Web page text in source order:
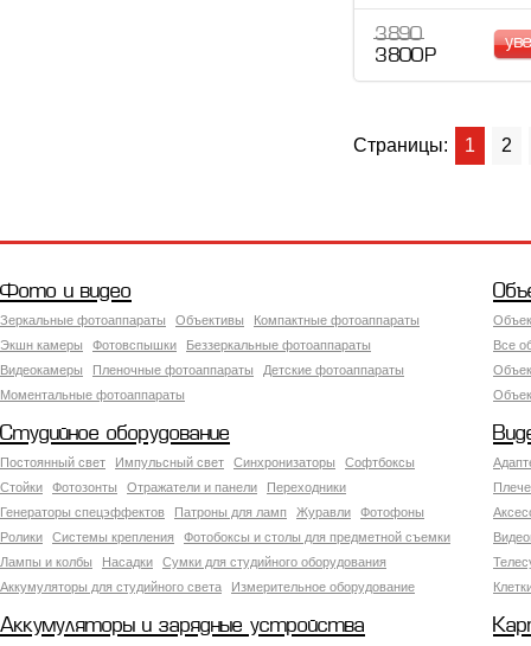
3 890
3 800 Р
Страницы: 1 2
Фото и видео
Зеркальные фотоаппараты Объективы
Компактные фотоаппараты
Экшн камеры
Фотовспышки
Беззеркальные фотоаппараты
Видеокамеры
Пленочные фотоаппараты
Детские фотоаппараты
Моментальные фотоаппараты
Все
Студийное оборудование
Постоянный свет Импульсный свет Синхронизаторы
Софтбоксы
Стойки
Фотозонты Отражатели и панели
Переходники
Генераторы спецэффектов
Патроны для ламп Журавли
Фотофоны
Ролики
Системы крепления
Фотобоксы и столы для предметной съемки
Лампы и колбы
Насадки
Сумки для студийного оборудования
Аккумуляторы для студийного света
Измерительное оборудование
Аккумуляторы и зарядные устройства